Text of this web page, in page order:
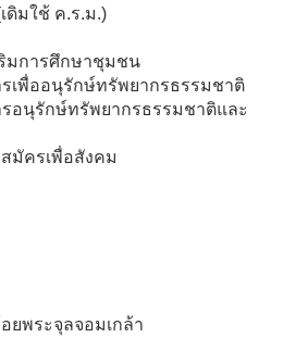
ดิมใช้ ค.ร.ม.)
มการศึกษาชุมชน
เพื่ออนุรักษ์ทรัพยากรธรรมชาติ
อนุรักษ์ทรัพยากรธรรมชาติและ
มัครเพื่อสังคม
ยพระจุลจอมเกล้า